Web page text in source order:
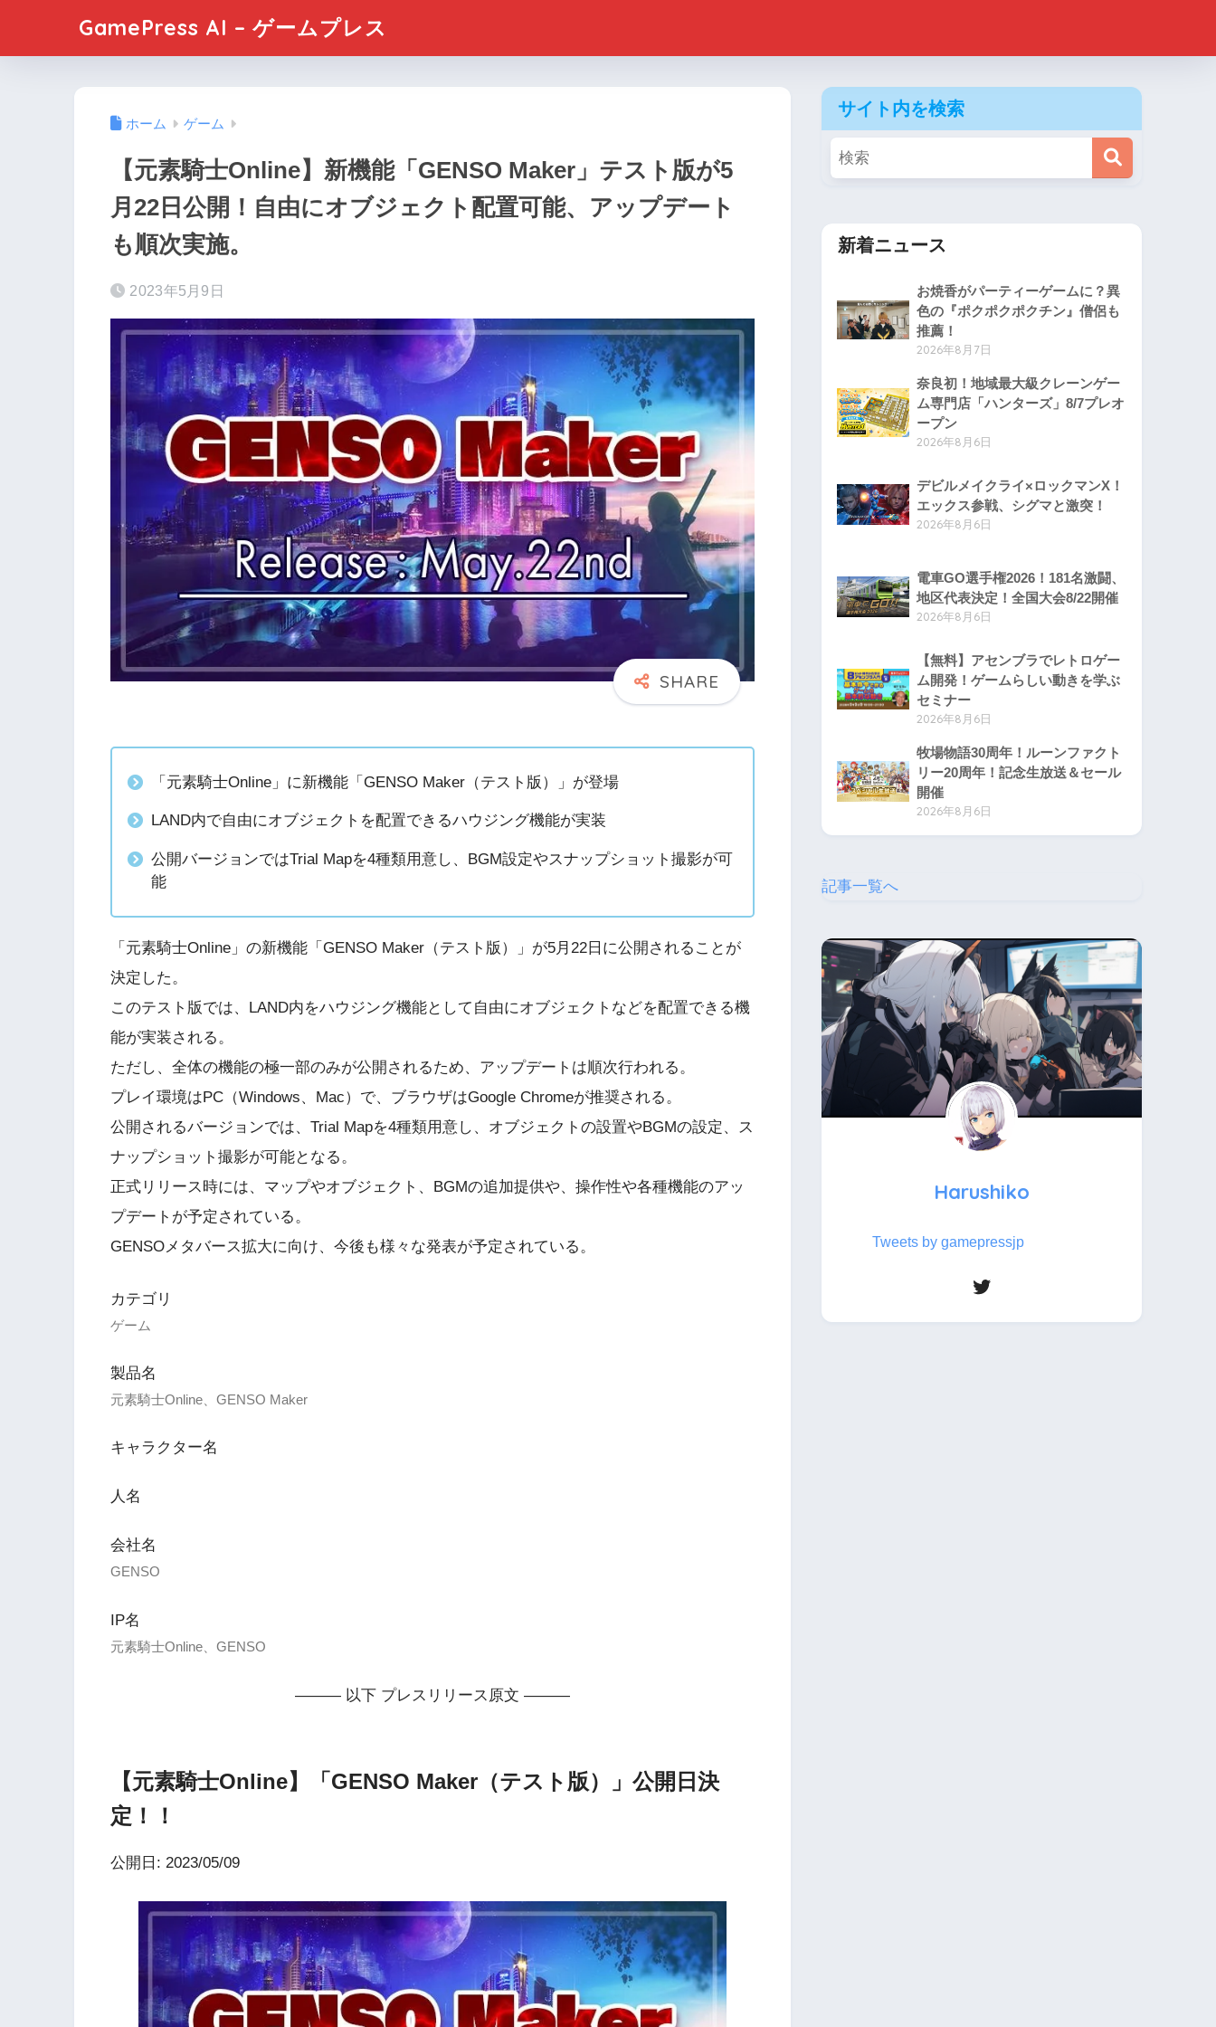
GamePress AI – ゲームプレス
ホーム ゲーム
【元素騎士Online】新機能「GENSO Maker」テスト版が5
月22日公開！自由にオブジェクト配置可能、アップデート
も順次実施。
2023年5月9日
「元素騎士Online」に新機能「GENSO Maker（テスト版）」が登場
LAND内で自由にオブジェクトを配置できるハウジング機能が実装
公開バージョンではTrial Mapを4種類用意し、BGM設定やスナップショット撮影が可
能
「元素騎士Online」の新機能「GENSO Maker（テスト版）」が5月22日に公開されることが
決定した。
このテスト版では、LAND内をハウジング機能として自由にオブジェクトなどを配置できる機
能が実装される。
ただし、全体の機能の極一部のみが公開されるため、アップデートは順次行われる。
プレイ環境はPC（Windows、Mac）で、ブラウザはGoogle Chromeが推奨される。
公開されるバージョンでは、Trial Mapを4種類用意し、オブジェクトの設置やBGMの設定、ス
ナップショット撮影が可能となる。
正式リリース時には、マップやオブジェクト、BGMの追加提供や、操作性や各種機能のアッ
プデートが予定されている。
GENSOメタバース拡大に向け、今後も様々な発表が予定されている。
カテゴリ
ゲーム
製品名
元素騎士Online、GENSO Maker
キャラクター名
人名
会社名
GENSO
IP名
元素騎士Online、GENSO
——— 以下 プレスリリース原文 ———
【元素騎士Online】「GENSO Maker（テスト版）」公開日決
定！！
公開日: 2023/05/09
サイト内を検索
新着ニュース
お焼香がパーティーゲームに？異
色の『ポクポクポクチン』僧侶も
推薦！
2026年8月7日
奈良初！地域最大級クレーンゲー
ム専門店「ハンターズ」8/7プレオ
ープン
2026年8月6日
デビルメイクライ×ロックマンX！
エックス参戦、シグマと激突！
2026年8月6日
電車GO選手権2026！181名激闘、
地区代表決定！全国大会8/22開催
2026年8月6日
【無料】アセンブラでレトロゲー
ム開発！ゲームらしい動きを学ぶ
セミナー
2026年8月6日
牧場物語30周年！ルーンファクト
リー20周年！記念生放送＆セール
開催
2026年8月6日
記事一覧へ
Harushiko
Tweets by gamepressjp